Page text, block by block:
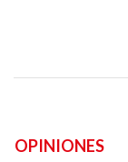
OPINIONES